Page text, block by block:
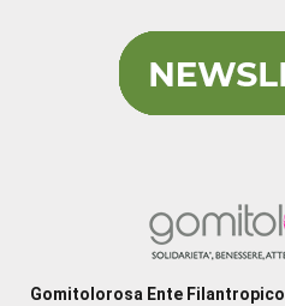
Gomitolorosa Ente Filantropico